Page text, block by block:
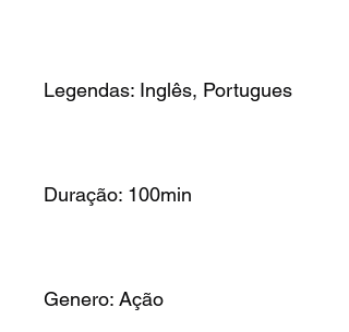
Legendas: Inglês, Portugues
Duração: 100min
Genero: Ação